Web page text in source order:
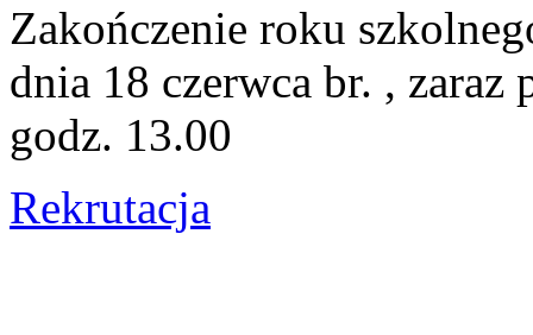
Zakończenie roku
dnia 18 czerwca br. ,
godz. 13.00
Rekrutacja